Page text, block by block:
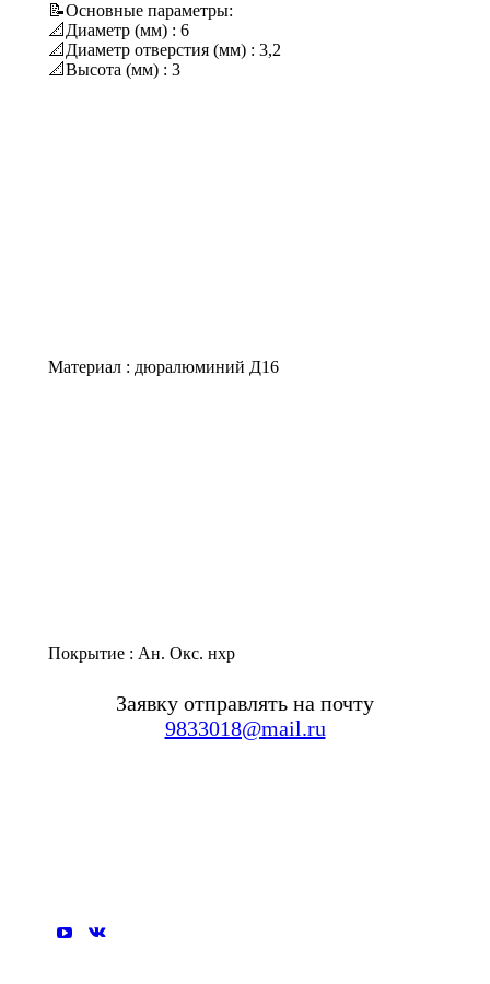
📝Основные параметры:
📐Диаметр (мм) : 6
📐Диаметр отверстия (мм) : 3,2
📐Высота (мм) : 3
Материал : дюралюминий Д16
Покрытие : Ан. Окс. нхр
Заявку отправлять на почту
9833018@mail.ru